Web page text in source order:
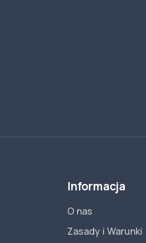
Informacja
O nas
Zasady i Warunki